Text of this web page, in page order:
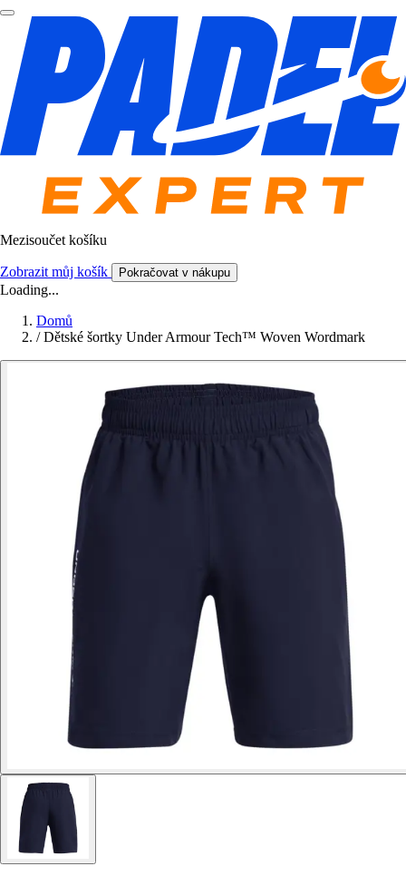
Mezisoučet košíku
Zobrazit můj košík Pokračovat v nákupu
Loading...
Domů
/ Dětské šortky Under Armour Tech™ Woven Wordmark